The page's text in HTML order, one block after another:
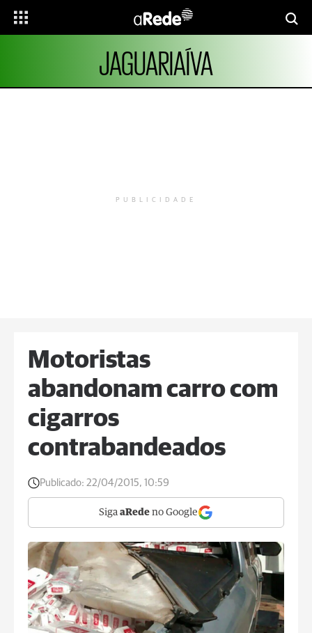
JAGUARIAÍVA
PUBLICIDADE
Motoristas
abandonam carro com
cigarros
contrabandeados
Publicado: 22/04/2015, 10:59
Siga aRede no Google